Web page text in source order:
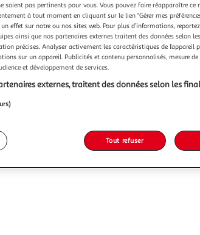
soient pas pertinents pour vous. Vous pouvez faire réapparaître
à tout moment en cliquant sur le lien "Gérer mes
effet sur notre ou nos sites web. Pour plus d’informations,
ainsi que nos partenaires externes traitent des données selon
précises. Analyser activement les caractéristiques de l’appareil
sur un appareil. Publicités et contenu personnalisés, mesure
et développement de services.
externes, traitent des données selon les
Tout refuser